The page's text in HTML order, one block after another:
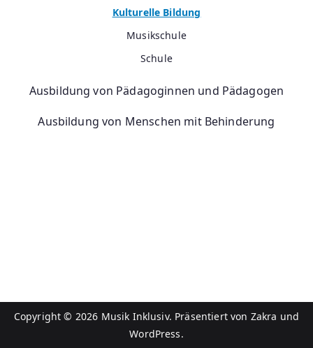
Kulturelle Bildung
Musikschule
Schule
Ausbildung von Pädagoginnen und Pädagogen
Ausbildung von Menschen mit Behinderung
Copyright © 2026 Musik Inklusiv. Präsentiert von Zakra und
WordPress.